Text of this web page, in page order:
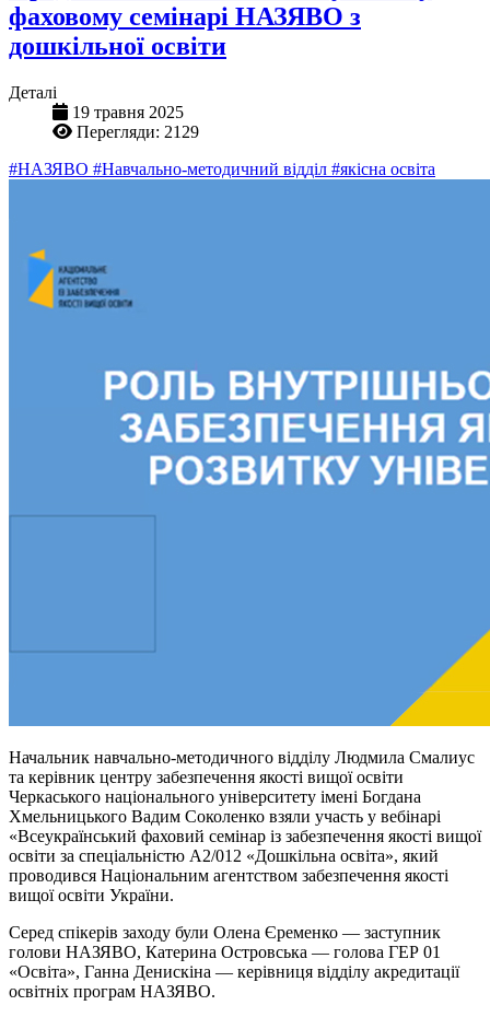
фаховому семінарі НАЗЯВО з
дошкільної освіти
Деталі
19 травня 2025
Перегляди: 2129
#НАЗЯВО #Навчально-методичний відділ #якісна освіта
Начальник навчально-методичного відділу Людмила Смалиус
та керівник центру забезпечення якості вищої освіти
Черкаського національного університету імені Богдана
Хмельницького Вадим Соколенко взяли участь у вебінарі
«Всеукраїнський фаховий семінар із забезпечення якості вищої
освіти за спеціальністю А2/012 «Дошкільна освіта», який
проводився Національним агентством забезпечення якості
вищої освіти України.
Серед спікерів заходу були Олена Єременко — заступник
голови НАЗЯВО, Катерина Островська — голова ГЕР 01
«Освіта», Ганна Денискіна — керівниця відділу акредитації
освітніх програм НАЗЯВО.